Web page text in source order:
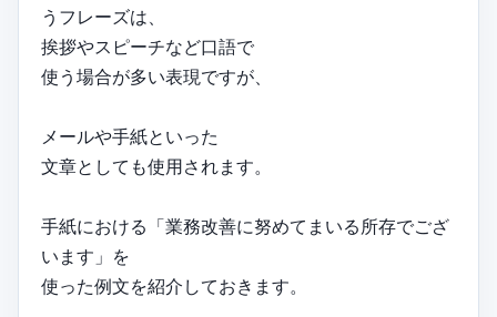
うフレーズは、
挨拶やスピーチなど口語で
使う場合が多い表現ですが、
メールや手紙といった
文章としても使用されます。
手紙における「業務改善に努めてまいる所存でござ
います」を
使った例文を紹介しておきます。